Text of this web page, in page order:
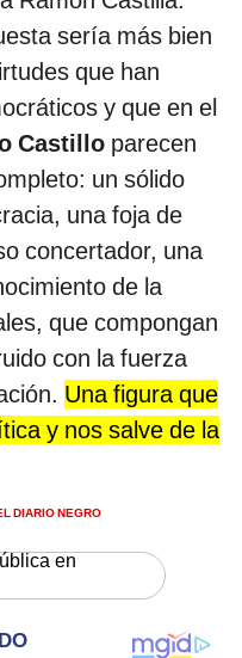
sería más bien
que han
y que en el
Castillo parecen
un sólido
una foja de
concertador, una
de la
que compongan
con la fuerza
Una figura que
y nos salve de la
DIARIO NEGRO
en